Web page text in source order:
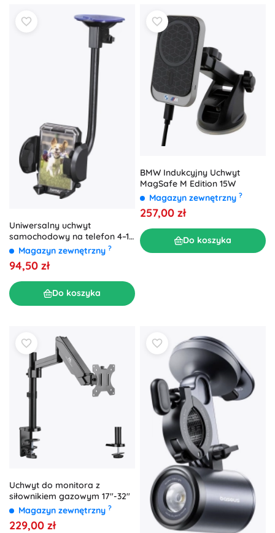
Uniwersalny uchwyt
samochodowy na telefon 4–11
cmMagazyn zewnętrzny ?
94,50 zł
Do koszyka
BMW Indukcyjny Uchwyt
MagSafe M Edition 15W
Magazyn zewnętrzny ?
257,00 zł
Do koszyka
Uchwyt do monitora z
siłownikiem gazowym 17"-32"
Magazyn zewnętrzny ?
229,00 zł